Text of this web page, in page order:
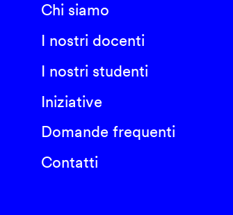
Chi siamo
I nostri docenti
I nostri studenti
Iniziative
Domande frequenti
Contatti